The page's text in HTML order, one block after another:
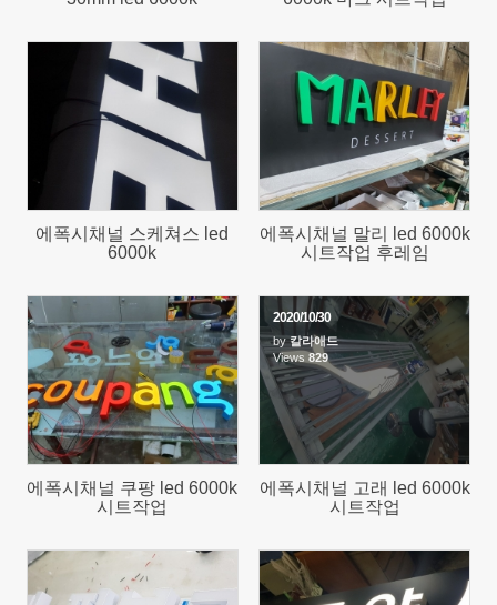
에폭시채널 스케쳐스 led
6000k
792
에폭시채널 말리 led 6000k
시트작업 후레임
922
에폭시채널 쿠팡 led 6000k
시트작업
2020/10/30
by칼라애드
Views 829
에폭시채널 고래 led 6000k
시트작업